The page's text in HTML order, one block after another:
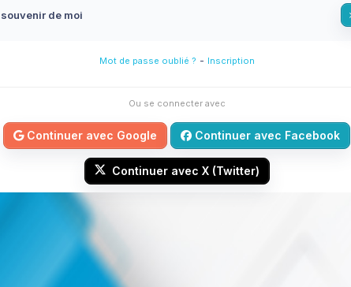
de moi
Mot de passe oublié ? - Inscription
Ou se connecter avec
Continuer avec Google Continuer avec Facebook
Continuer avec X (Twitter)